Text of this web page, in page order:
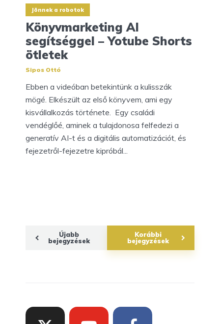
Jönnek a robotok
Könyvmarketing AI
segítséggel – Yotube Shorts
ötletek
Sipos Ottó
Ebben a videóban betekintünk a kulisszák
mögé. Elkészült az első könyvem, ami egy
kisvállalkozás története. Egy családi
vendéglőé, aminek a tulajdonosa felfedezi a
generatív AI-t és a digitális automatizációt, és
fejezetről-fejezetre kipróbál...
Újabb
bejegyzések
Korábbi
bejegyzések